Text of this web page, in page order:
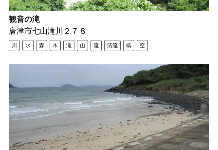
観音の滝
唐津市七山滝川２７８
川 水 森 木 滝 山 流 清流 橋 空